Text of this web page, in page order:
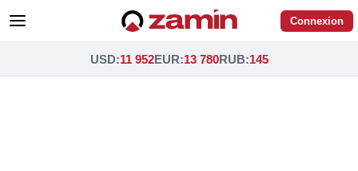
Connexion
USD:11 952EUR:13 780RUB:145